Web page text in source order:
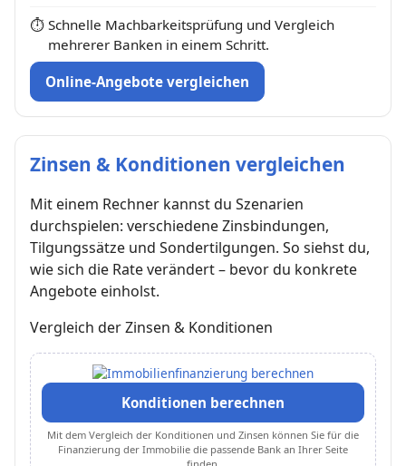
⏱ Schnelle Machbarkeitsprüfung und Vergleich
mehrerer Banken in einem Schritt.
Online-Angebote vergleichen
Zinsen & Konditionen vergleichen
Mit einem Rechner kannst du Szenarien
durchspielen: verschiedene Zinsbindungen,
Tilgungssätze und Sondertilgungen. So siehst du,
wie sich die Rate verändert – bevor du konkrete
Angebote einholst.
Vergleich der Zinsen & Konditionen
Konditionen berechnen
Mit dem Vergleich der Konditionen und Zinsen können Sie für die
Finanzierung der Immobilie die passende Bank an Ihrer Seite